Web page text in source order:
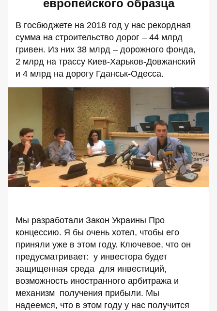
европейского образца
В госбюджете на 2018 год у нас рекордная
сумма на строительство дорог – 44 млрд
гривен. Из них 38 млрд – дорожного фонда,
2 млрд на трассу Киев-Харьков-Довжанский
и 4 млрд на дорогу Гданськ-Одесса.
Мы разработали Закон Украины Про
концессию. Я бы очень хотел, чтобы его
приняли уже в этом году. Ключевое, что он
предусматривает: у инвестора будет
защищенная среда для инвестиций,
возможность иностранного арбитража и
механизм получения прибыли. Мы
надеемся, что в этом году у нас получится